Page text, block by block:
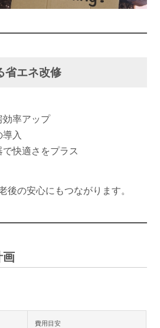
省エネ改修
効率アップ
入
快適さをプラス
後の安心にもつながります。
画
費用目安